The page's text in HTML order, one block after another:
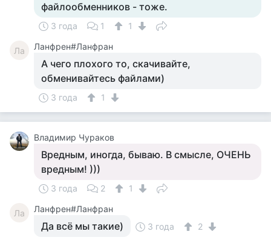
файлообменников - тоже.
3 года 1 1
Ла Ланфрен#Ланфран
А чего плохого то, скачивайте,
обменивайтесь файлами)
3 года 1
Владимир Чураков
Вредным, иногда, бываю. В смысле, ОЧЕНЬ
вредным! )))
3 года 2 1
Ла Ланфрен#Ланфран
Да всё мы такие) 3 года 2